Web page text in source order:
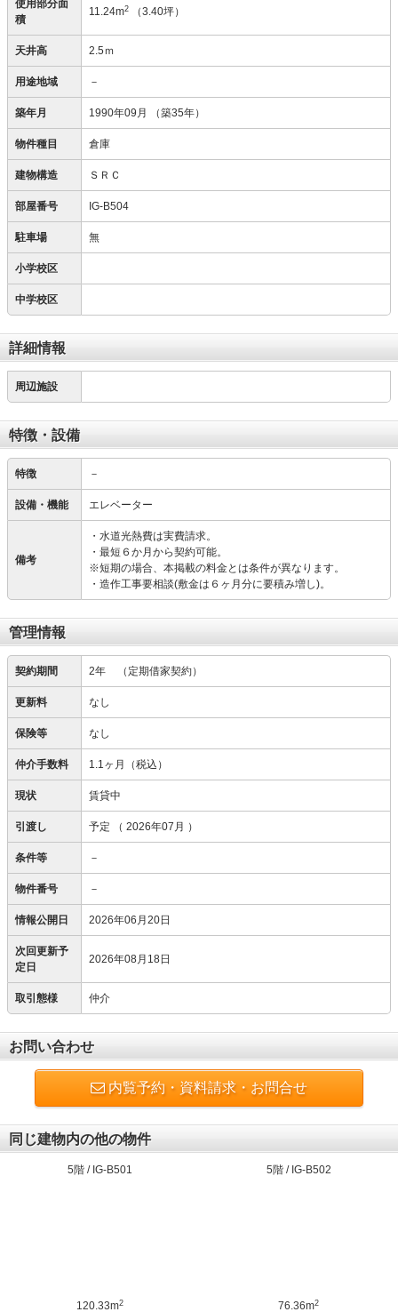
使用部分面
積
11.24m2 （3.40坪）
天井高 2.5ｍ
用途地域 －
築年月 1990年09月 （築35年）
物件種目 倉庫
建物構造 ＳＲＣ
部屋番号 IG-B504
駐車場 無
小学校区
中学校区
詳細情報
周辺施設
特徴・設備
特徴 －
設備・機能 エレベーター
備考
・水道光熱費は実費請求。
・最短６か月から契約可能。
※短期の場合、本掲載の料金とは条件が異なります。
・造作工事要相談(敷金は６ヶ月分に要積み増し)。
管理情報
契約期間 2年 （定期借家契約）
更新料 なし
保険等 なし
仲介手数料 1.1ヶ月（税込）
現状 賃貸中
引渡し 予定 （ 2026年07月 ）
条件等 －
物件番号 －
情報公開日 2026年06月20日
次回更新予
定日
2026年08月18日
取引態様 仲介
お問い合わせ
内覧予約・資料請求・お問合せ
同じ建物内の他の物件
5階 / IG-B501
120.33m2
5階 / IG-B502
76.36m2